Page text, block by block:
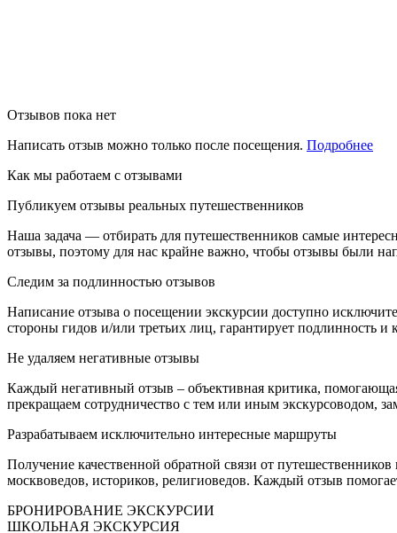
Отзывов пока нет
Написать отзыв можно только после посещения. Подробнее
Как мы работаем с отзывами
Публикуем отзывы реальных путешественников
Наша задача — отбирать для путешественников самые
отзывы, поэтому для нас крайне важно, чтобы отзывы были
Следим за подлинностью отзывов
Написание отзыва о посещении экскурсии доступно
стороны гидов и/или третьих лиц, гарантирует подлинность и
Не удаляем негативные отзывы
Каждый негативный отзыв – объективная критика,
прекращаем сотрудничество с тем или иным экскурсоводом,
Разрабатываем исключительно интересные маршруты
Получение качественной обратной связи от
москвоведов, историков, религиоведов. Каждый отзыв
БРОНИРОВАНИЕ ЭКСКУРСИИ
ШКОЛЬНАЯ ЭКСКУРСИЯ